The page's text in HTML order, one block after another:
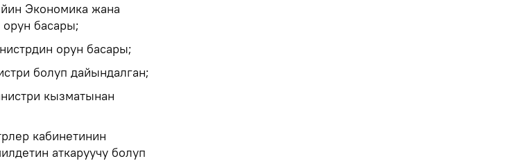
Экономика жана
басары;
орун басары;
болуп дайындалган;
кызматынан
кабинетинин
аткаруучу болуп